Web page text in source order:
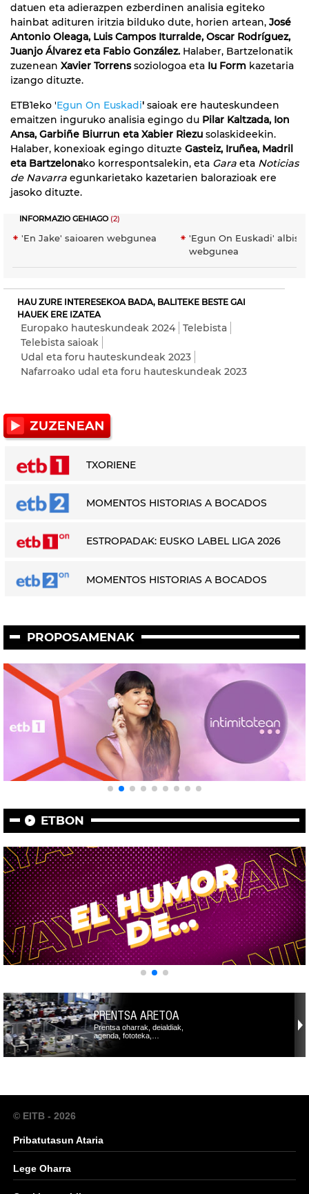
datuen eta adierazpen ezberdinen analisia egiteko
hainbat adituren iritzia bilduko dute, horien artean, José
Antonio Oleaga, Luis Campos Iturralde, Oscar Rodríguez,
Juanjo Álvarez eta Fabio González. Halaber, Bartzelonatik
zuzenean Xavier Torrenssoziologoa eta Iu Form kazetaria
izango dituzte.
ETB1eko 'Egun On Euskadi' saioak ere hauteskundeen
emaitzen inguruko analisia egingo du Pilar Kaltzada, Ion
Ansa, Garbiñe Biurrun eta Xabier Riezu solaskideekin.
Halaber, konexioak egingo dituzte Gasteiz, Iruñea, Madril
eta Bartzelonako korrespontsalekin, eta Gara eta Noticias
de Navarra egunkarietako kazetarien balorazioak ere
jasoko dituzte.
INFORMAZIO GEHIAGO(2)
'En Jake' saioaren webgunea
'Egun On Euskadi'
webgunea
HAU ZURE INTERESEKOA BADA, BALITEKE BESTE GAI
HAUEK ERE IZATEA
Europako hauteskundeak 2024
Telebista
Telebista saioak
Udal eta foru hauteskundeak 2023
Nafarroako udal eta foru hauteskundeak 2023
TXORIENE
MOMENTOS HISTORIAS A BOCADOS
ESTROPADAK: EUSKO LABEL LIGA 2026
MOMENTOS HISTORIAS A BOCADOS
PROPOSAMENAK
ETBON
PRENTSA ARETOA
Prentsa oharrak, deialdiak,
agenda, fototeka,…
© EITB - 2026
Pribatutasun Ataria
Lege Oharra